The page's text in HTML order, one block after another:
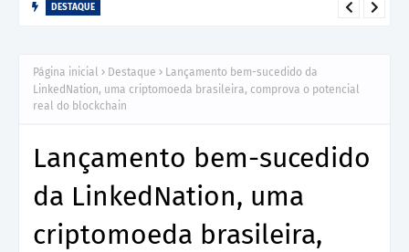
DESTAQUE
Guaporé
Página inicial Destaque
Lançamento bem-sucedido da
LinkedNation, uma criptomoeda brasileira, comprova o potencial
real do blockchain
Lançamento bem-sucedido
da LinkedNation, uma
criptomoeda brasileira,